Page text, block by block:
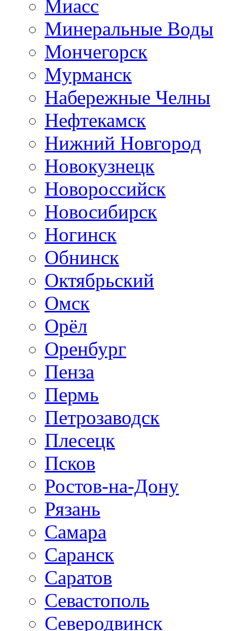
Миасс
Минеральные Воды
Мончегорск
Мурманск
Набережные Челны
Нефтекамск
Нижний Новгород
Новокузнецк
Новороссийск
Новосибирск
Ногинск
Обнинск
Октябрьский
Омск
Орёл
Оренбург
Пенза
Пермь
Петрозаводск
Плесецк
Псков
Ростов-на-Дону
Рязань
Самара
Саранск
Саратов
Севастополь
Северодвинск